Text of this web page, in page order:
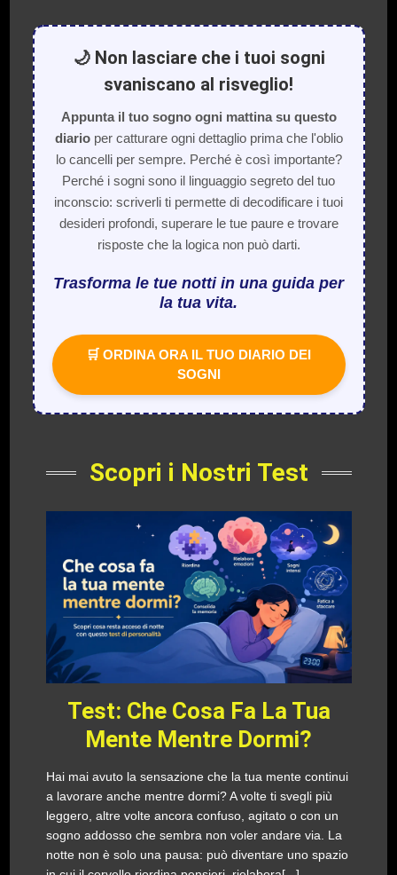
🌙 Non lasciare che i tuoi sogni
svaniscano al risveglio!
Appunta il tuo sogno ogni mattina su questo
diarioper catturare ogni dettaglio prima che l'oblio
lo cancelli per sempre. Perché è così importante?
Perché i sogni sono il linguaggio segreto del tuo
inconscio: scriverli ti permette di decodificare i tuoi
desideri profondi, superare le tue paure e trovare
risposte che la logica non può darti.
Trasforma le tue notti in una guida per
la tua vita.
🛒 ORDINA ORA IL TUO DIARIO DEI
SOGNI
Scopri i Nostri Test
Test: Che Cosa Fa La Tua
Mente Mentre Dormi?
Hai mai avuto la sensazione che la tua mente continui
a lavorare anche mentre dormi? A volte ti svegli più
leggero, altre volte ancora confuso, agitato o con un
sogno addosso che sembra non voler andare via. La
notte non è solo una pausa: può diventare uno spazio